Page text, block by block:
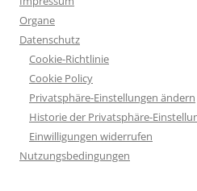
Organe
Datenschutz
Cookie-Richtlinie
Cookie Policy
Privatsphäre-Einstellungen ändern
Historie der Privatsphäre-
Einwilligungen widerrufen
Nutzungsbedingungen